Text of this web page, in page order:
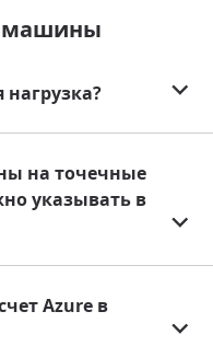
машины
нагрузка?
на точечные
указывать в
Azure в